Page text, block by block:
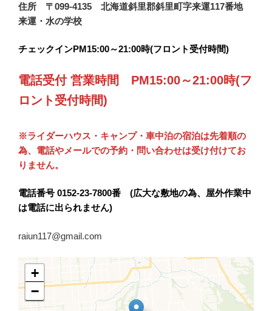
住所 〒099-4135 北海道斜里郡斜里町字来運117番地
来運・水の学校
チェックインPM15:00～21:00時(フロント受付時間)
電話受付 営業時間 PM15:00～21:00時(フ
ロント受付時間)
※ライダーハウス・キャンプ・車中泊の宿泊は先着順の
為、電話やメールでの予約・問い合わせは受け付けてお
りません。
電話番号 0152-23-7800番 (広大な敷地の為、屋外作業中
は電話に出られません)
raiun117@gmail.com
+
−